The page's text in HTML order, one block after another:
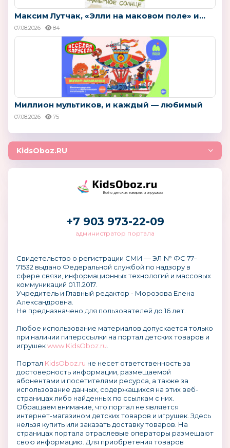
Максим Лутчак, «Элли на маковом поле» и...
07.08.2026 84
Миллион мультиков, и каждый — любимый
07.08.2026 75
KidsOboz.RU
Всё о детских товарах и игрушках
+7 903 973-22-09
администратор портала
Свидетельство о регистрации СМИ — ЭЛ № ФС 77–
71532 выдано Федеральной службой по надзору в
сфере связи, информационных технологий и массовых
коммуникаций 01.11.2017.
Учредитель и Главный редактор - Морозова Елена
Александровна.
Не предназначено для пользователей до 16 лет.
Любое использование материалов допускается только
при наличии гиперссылки на портал детских товаров и
игрушекwww.KidsOboz.ru
Портал KidsOboz.ru не несет ответственность за
достоверность информации, размещаемой
абонентами и посетителями ресурса, а также за
использование данных, содержащихся на этих веб-
страницах либо найденных по ссылкам с них.
Обращаем внимание, что портал не является
интернет-магазином детских товаров и игрушек. Здесь
нельзя купить или заказать доставку товаров. На
страницах портала отраслевые операторы размещают
свою информацию. Для приобретения товаров